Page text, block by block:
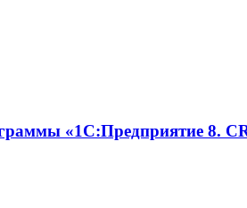
«1С:Предприятие 8.